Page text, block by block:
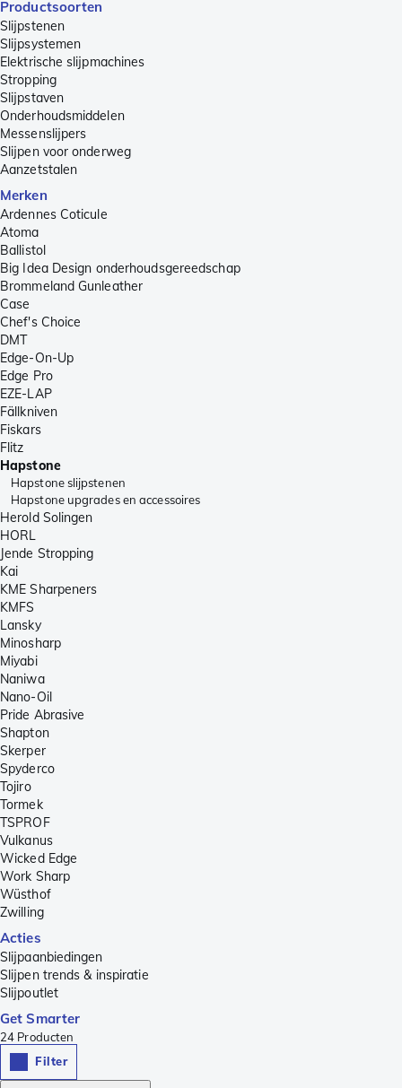
Productsoorten
Slijpstenen
Slijpsystemen
Elektrische slijpmachines
Stropping
Slijpstaven
Onderhoudsmiddelen
Messenslijpers
Slijpen voor onderweg
Aanzetstalen
Merken
Ardennes Coticule
Atoma
Ballistol
Big Idea Design onderhoudsgereedschap
Brommeland Gunleather
Case
Chef's Choice
DMT
Edge-On-Up
Edge Pro
EZE-LAP
Fällkniven
Fiskars
Flitz
Hapstone
Hapstone slijpstenen
Hapstone upgrades en accessoires
Herold Solingen
HORL
Jende Stropping
Kai
KME Sharpeners
KMFS
Lansky
Minosharp
Miyabi
Naniwa
Nano-Oil
Pride Abrasive
Shapton
Skerper
Spyderco
Tojiro
Tormek
TSPROF
Vulkanus
Wicked Edge
Work Sharp
Wüsthof
Zwilling
Acties
Slijpaanbiedingen
Slijpen trends & inspiratie
Slijpoutlet
Get Smarter
24 Producten
Filter